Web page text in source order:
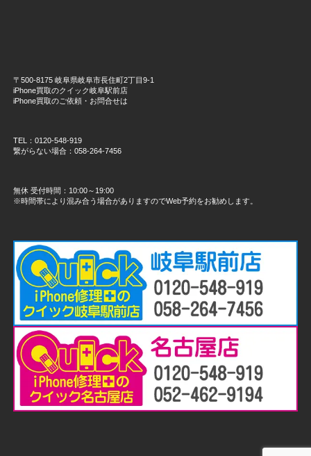
〒500-8175 岐阜県岐阜市長住町2丁目9-1
iPhone買取のクイック岐阜駅前店
iPhone買取のご依頼・お問合せは
TEL：0120-548-919
繋がらない場合：058-264-7456
無休 受付時間：10:00～19:00
※時間帯により混み合う場合がありますのでWeb予約をお勧めします。